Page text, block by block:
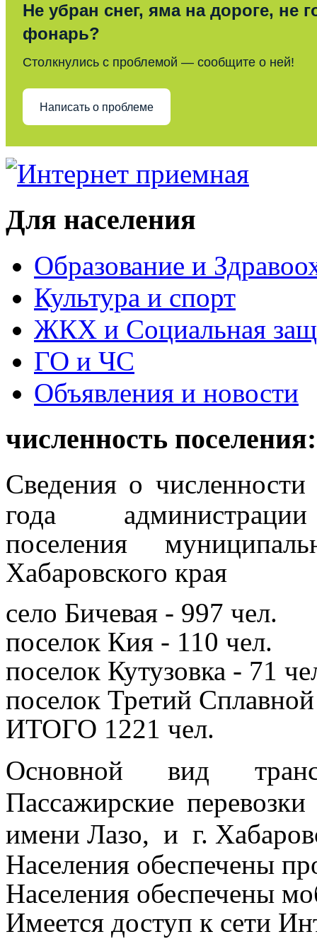
Не убран снег, яма на дороге, не
фонарь?
Столкнулись с проблемой — сообщите о ней!
Написать о проблеме
Для населения
Образование и
Культура и спорт
ЖКХ и Социальная
ГО и ЧС
Объявления и новости
численность поселения:
Сведения о
года
поселения
Хабаровского края
село Бичевая - 997 чел.
поселок Кия - 110 чел.
поселок Кутузовка - 71
поселок Третий
ИТОГО 1221 чел.
Основной вид
Пассажирские
имени Лазо, и г.
Населения обеспечены
Населения обеспечены
Имеется доступ к сети